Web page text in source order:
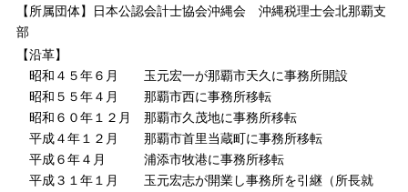
【所属団体】日本公認会計士協会沖縄会 沖縄税理士会北那覇支
部
【沿革】
昭和４５年６月 玉元宏一が那覇市天久に事務所開設
昭和５５年４月 那覇市西に事務所移転
昭和６０年１２月 那覇市久茂地に事務所移転
平成４年１２月 那覇市首里当蔵町に事務所移転
平成６年４月 浦添市牧港に事務所移転
平成３１年１月 玉元宏志が開業し事務所を引継（所長就